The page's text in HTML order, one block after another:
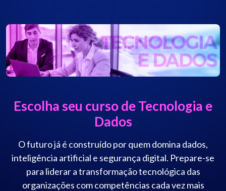
Escolha seu curso de Tecnologia e
Dados
O futuro já é construído por quem domina dados,
inteligência artificial e segurança digital. Prepare-se
para liderar a transformação tecnológica das
organizações com competências cada vez mais